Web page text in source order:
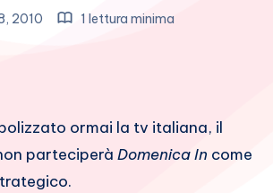
2010 1 lettura minima
ormai la tv italiana, il
parteciperà Domenica In come